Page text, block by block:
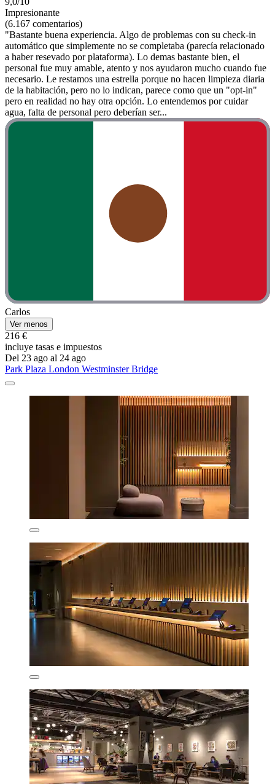
Impresionante
(6.167 comentarios)
"Bastante buena experiencia. Algo de problemas con su check-in
automático que simplemente no se completaba (parecía relacionado
a haber resevado por plataforma). Lo demas bastante bien, el
personal fue muy amable, atento y nos ayudaron mucho cuando fue
necesario. Le restamos una estrella porque no hacen limpieza diaria
de la habitación, pero no lo indican, parece como que un "opt-in"
pero en realidad no hay otra opción. Lo entendemos por cuidar
agua, falta de personal pero deberían ser...
Carlos
Ver menos
216 €
incluye tasas e impuestos
Del 23 ago al 24 ago
Park Plaza London Westminster Bridge